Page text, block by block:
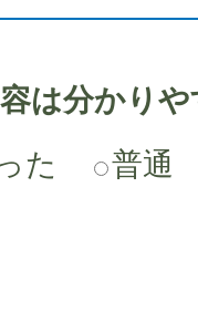
は分かり
た
普通